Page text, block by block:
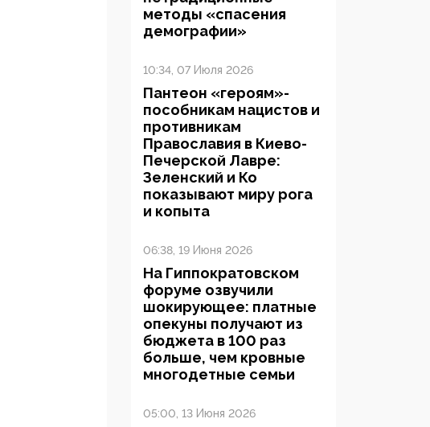
методы «спасения
демографии»
10:34, 07 Июля 2026
Пантеон «героям»-
пособникам нацистов и
противникам
Православия в Киево-
Печерской Лавре:
Зеленский и Ко
показывают миру рога
и копыта
06:38, 19 Июня 2026
На Гиппократовском
форуме озвучили
шокирующее: платные
опекуны получают из
бюджета в 100 раз
больше, чем кровные
многодетные семьи
05:00, 13 Июня 2026